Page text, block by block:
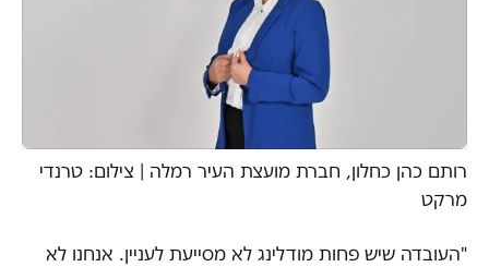
רותם כהן כחלון, חברת מועצת העיר רמלה | צילום: טרנדי
מרקט
"העובדה שיש פחות מודלינג לא מסייעת לעניין. אנחנו לא